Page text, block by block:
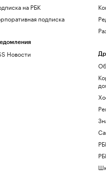
на РБК
подписка
Новости